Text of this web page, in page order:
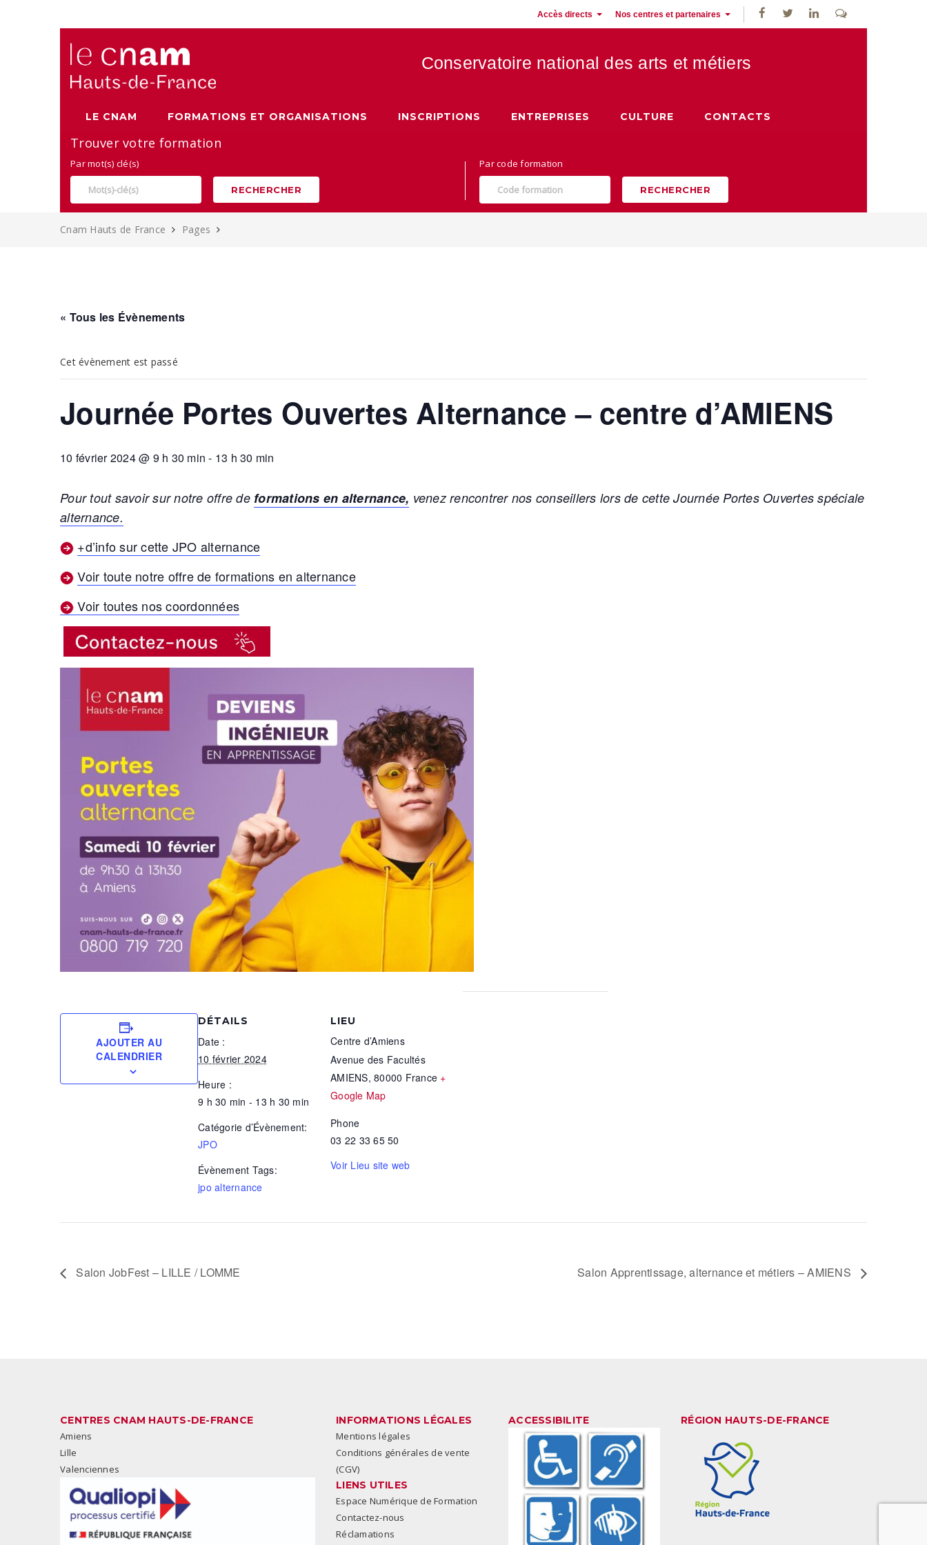
Accès directs Nos centres et partenaires
Conservatoire national des arts et métiers
LE CNAM FORMATIONS ET ORGANISATIONS INSCRIPTIONS ENTREPRISES CULTURE CONTACTS
Trouver votre formation
Par mot(s) clé(s)
RECHERCHER
Par code formation
RECHERCHER
Cnam Hauts de France Pages
« Tous les Évènements
Cet évènement est passé
Journée Portes Ouvertes Alternance – centre d’AMIENS
10 février 2024 @ 9 h 30 min - 13 h 30 min
Pour tout savoir sur notre offre de formations en alternance, venez rencontrer nos conseillers lors de cette Journée Portes Ouvertes spéciale
alternance.
+d’info sur cette JPO alternance
Voir toute notre offre de formations en alternance
Voir toutes nos coordonnées
AJOUTER AU
CALENDRIER
DÉTAILS
Date :
10 février 2024
Heure :
9 h 30 min - 13 h 30 min
Catégorie d’Évènement:
JPO
Évènement Tags:
jpo alternance
LIEU
Centre d’Amiens
Avenue des Facultés
AMIENS, 80000 France +
Google Map
Phone
03 22 33 65 50
Voir Lieu site web
Salon JobFest – LILLE / LOMME Salon Apprentissage, alternance et métiers – AMIENS
CENTRES CNAM HAUTS-DE-FRANCE
Amiens
Lille
Valenciennes
INFORMATIONS LÉGALES
Mentions légales
Conditions générales de vente
(CGV)
LIENS UTILES
Espace Numérique de Formation
Contactez-nous
Réclamations
ACCESSIBILITE RÉGION HAUTS-DE-FRANCE